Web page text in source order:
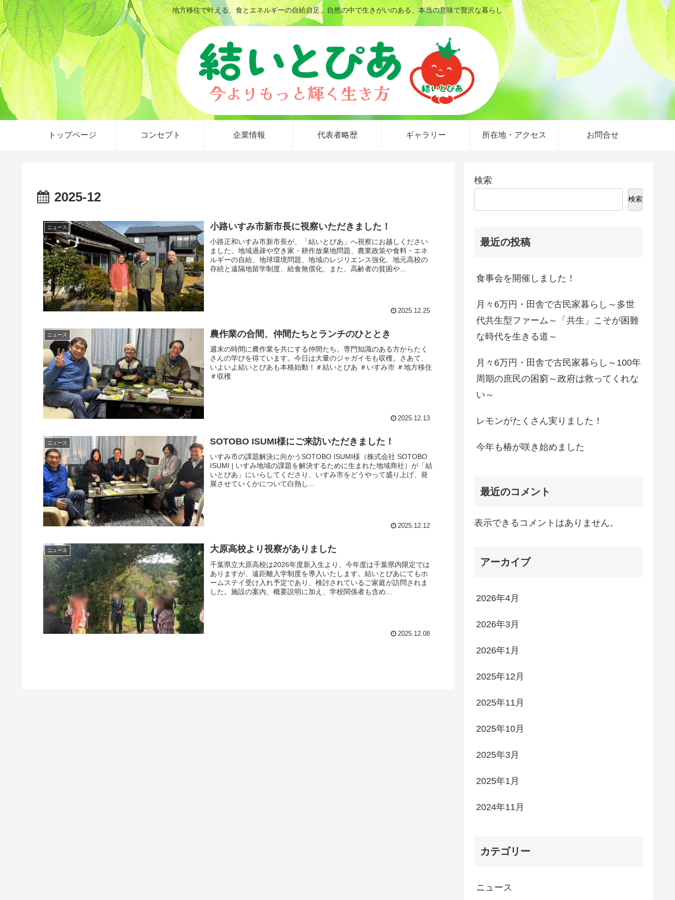
地方移住で叶える、食とエネルギーの自給自足、自然の中で生きがいのある、本当の意味で贅沢な暮らし
トップページ コンセプト 企業情報 代表者略歴 ギャラリー 所在地・アクセス お問合せ
2025-12
ニュース 小路いすみ市新市長に視察いただきました！
小路正和いすみ市新市長が、「結いとぴあ」へ視察にお越しください
ました。地域過疎や空き家・耕作放棄地問題、農業政策や食料・エネ
ルギーの自給、地球環境問題、地域のレジリエンス強化、地元高校の
存続と遠隔地留学制度、給食無償化、また、高齢者の貧困や...
2025.12.25
ニュース 農作業の合間、仲間たちとランチのひととき
週末の時間に農作業を共にする仲間たち。専門知識のある方からたく
さんの学びを得ています。今日は大量のジャガイモも収穫。さあて、
いよいよ結いとぴあも本格始動！＃結いとぴあ ＃いすみ市 ＃地方移住
＃収穫
2025.12.13
ニュース SOTOBO ISUMI様にご来訪いただきました！
いすみ市の課題解決に向かうSOTOBO ISUMI様（株式会社 SOTOBO
ISUMI | いすみ地域の課題を解決するために生まれた地域商社）が「結
いとぴあ」にいらしてくださり、いすみ市をどうやって盛り上げ、発
展させていくかについて白熱し...
2025.12.12
ニュース 大原高校より視察がありました
千葉県立大原高校は2026年度新入生より、今年度は千葉県内限定では
ありますが、遠距離入学制度を導入いたします。結いとぴあにてもホ
ームステイ受け入れ予定であり、検討されているご家庭が訪問されま
した。施設の案内、概要説明に加え、学校関係者も含め...
2025.12.08
検索
検索
最近の投稿
食事会を開催しました！
月々6万円・田舎で古民家暮らし～多世
代共生型ファーム～「共生」こそが困難
な時代を生きる道～
月々6万円・田舎で古民家暮らし～100年
周期の庶民の困窮～政府は救ってくれな
い～
レモンがたくさん実りました！
今年も椿が咲き始めました
最近のコメント
表示できるコメントはありません。
アーカイブ
2026年4月
2026年3月
2026年1月
2025年12月
2025年11月
2025年10月
2025年3月
2025年1月
2024年11月
カテゴリー
ニュース